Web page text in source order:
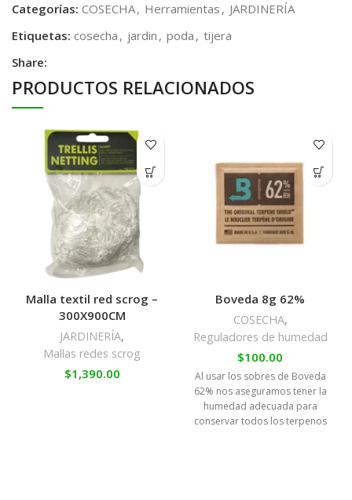
Categorías: COSECHA, Herramientas , JARDINERÍA
Etiquetas: cosecha , jardin , poda , tijera
Share:
PRODUCTOS RELACIONADOS
Malla textil red scrog –
300X900CM
JARDINERÍA,
Mallas redes scrog
$1,390.00
Boveda 8g 62%
COSECHA,
Reguladores de humedad
$100.00
Al usar los sobres de Boveda
62% nos aseguramos tener la
humedad adecuada para
conservar todos los terpenos